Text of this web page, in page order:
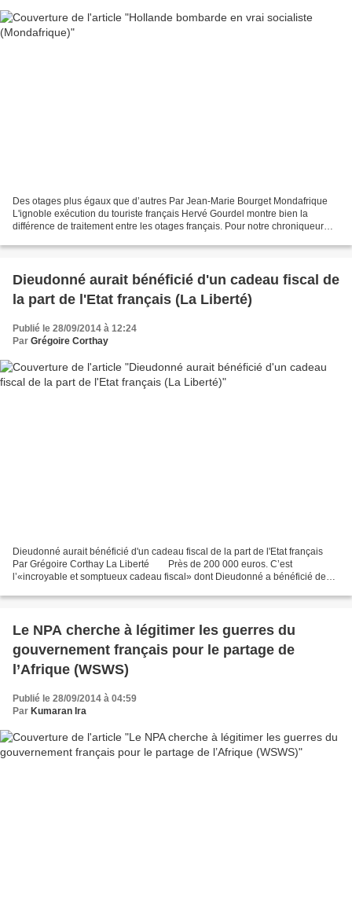
Des otages plus égaux que d’autres Par Jean-Marie Bourget Mondafrique
L'ignoble exécution du touriste français Hervé Gourdel montre bien la
différence de traitement entre les otages français. Pour notre chroniqueur
Dieudonné aurait bénéficié d'un cadeau fiscal de
la part de l'Etat français (La Liberté)
Publié le 28/09/2014 à 12:24
Par Grégoire Corthay
Dieudonné aurait bénéficié d'un cadeau fiscal de la part de l'Etat français
Par Grégoire Corthay La Liberté Près de 200 000 euros. C’est
l’«incroyable et somptueux cadeau fiscal» dont Dieudonné a bénéficié de
Le NPA cherche à légitimer les guerres du
gouvernement français pour le partage de
l’Afrique (WSWS)
Publié le 28/09/2014 à 04:59
Par Kumaran Ira